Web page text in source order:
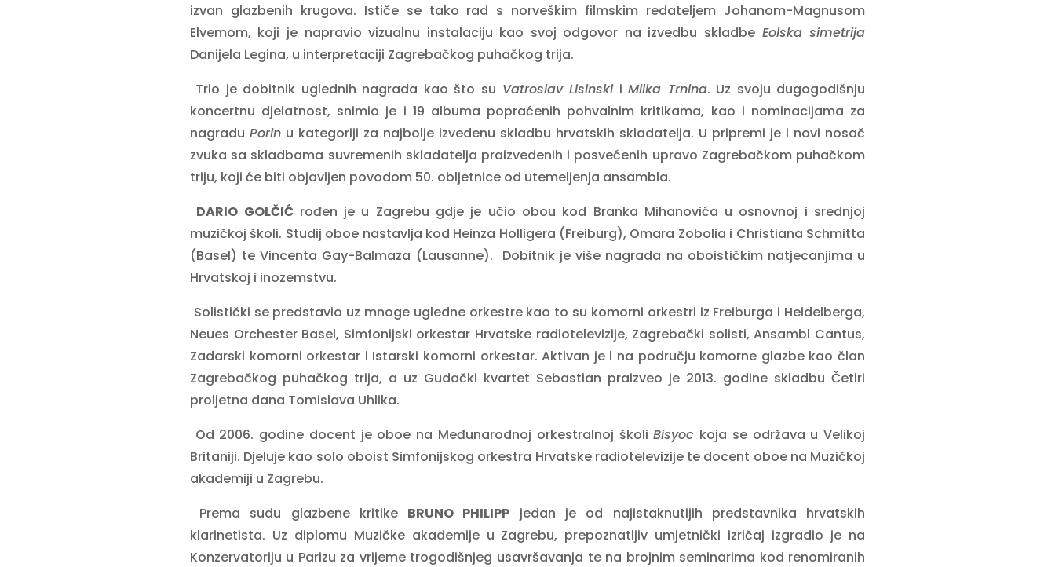
izvan glazbenih krugova. Ističe se tako rad s norveškim filmskim redateljem Johanom-Magnusom
Elvemom, koji je napravio vizualnu instalaciju kao svoj odgovor na izvedbu skladbe Eolska simetrija
Danijela Legina, u interpretaciji Zagrebačkog puhačkog trija.
Trio je dobitnik uglednih nagrada kao što su Vatroslav LisinskiiMilka Trnina. Uz svoju dugogodišnju
koncertnu djelatnost, snimio je i 19 albuma popraćenih pohvalnim kritikama, kao i nominacijama za
nagradu Porinu kategoriji za najbolje izvedenu skladbu hrvatskih skladatelja. U pripremi je i novi nosač
zvuka sa skladbama suvremenih skladatelja praizvedenih i posvećenih upravo Zagrebačkom puhačkom
triju, koji će biti objavljen povodom 50. obljetnice od utemeljenja ansambla.
DARIO GOLČIĆrođen je u Zagrebu gdje je učio obou kod Branka Mihanovića u osnovnoj i srednjoj
muzičkoj školi. Studij oboe nastavlja kod Heinza Holligera (Freiburg), Omara Zobolia i Christiana Schmitta
(Basel) te Vincenta Gay-Balmaza (Lausanne). Dobitnik je više nagrada na oboističkim natjecanjima u
Hrvatskoj i inozemstvu.
Solistički se predstavio uz mnoge ugledne orkestre kao to su komorni orkestri iz Freiburga i Heidelberga,
Neues Orchester Basel, Simfonijski orkestar Hrvatske radiotelevizije, Zagrebački solisti, Ansambl Cantus,
Zadarski komorni orkestar i Istarski komorni orkestar. Aktivan je i na području komorne glazbe kao član
Zagrebačkog puhačkog trija, a uz Gudački kvartet Sebastian praizveo je 2013. godine skladbu Četiri
proljetna dana Tomislava Uhlika.
Od 2006. godine docent je oboe na Međunarodnoj orkestralnoj školiBisyoc koja se održava u Velikoj
Britaniji. Djeluje kao solo oboist Simfonijskog orkestra Hrvatske radiotelevizije te docent oboe na Muzičkoj
akademiji u Zagrebu.
Prema sudu glazbene kritike BRUNO PHILIPP jedan je od najistaknutijih predstavnika hrvatskih
klarinetista. Uz diplomu Muzičke akademije u Zagrebu, prepoznatljiv umjetnički izričaj izgradio je na
Konzervatoriju u Parizu za vrijeme trogodišnjeg usavršavanja te na brojnim seminarima kod renomiranih